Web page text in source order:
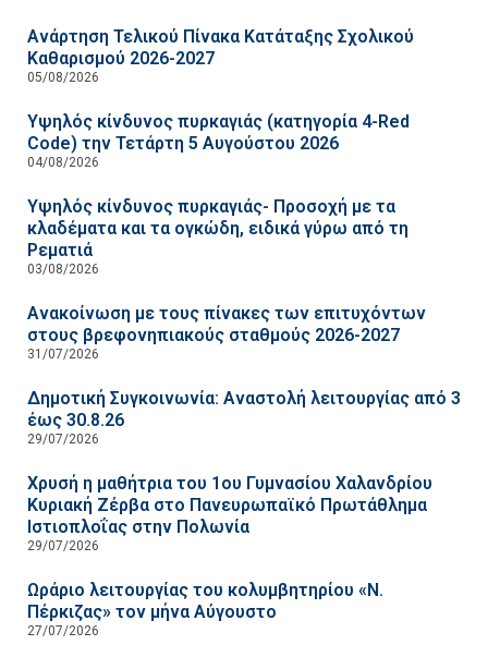
Ανάρτηση Τελικού Πίνακα Κατάταξης Σχολικού
Καθαρισμού 2026-2027
05/08/2026
Υψηλός κίνδυνος πυρκαγιάς (κατηγορία 4-Red
Code) την Τετάρτη 5 Αυγούστου 2026
04/08/2026
Υψηλός κίνδυνος πυρκαγιάς- Προσοχή με τα
κλαδέματα και τα ογκώδη, ειδικά γύρω από τη
Ρεματιά
03/08/2026
Ανακοίνωση με τους πίνακες των επιτυχόντων
στους βρεφονηπιακούς σταθμούς 2026-2027
31/07/2026
Δημοτική Συγκοινωνία: Αναστολή λειτουργίας από 3
έως 30.8.26
29/07/2026
Χρυσή η μαθήτρια του 1ου Γυμνασίου Χαλανδρίου
Κυριακή Ζέρβα στο Πανευρωπαϊκό Πρωτάθλημα
Ιστιοπλοΐας στην Πολωνία
29/07/2026
Ωράριο λειτουργίας του κολυμβητηρίου «Ν.
Πέρκιζας» τον μήνα Αύγουστο
27/07/2026